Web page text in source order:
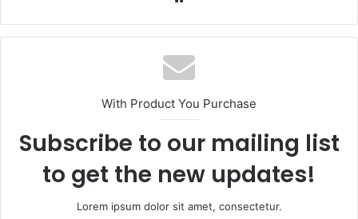
With Product You Purchase
Subscribe to our mailing list
to get the new updates!
Lorem ipsum dolor sit amet, consectetur.